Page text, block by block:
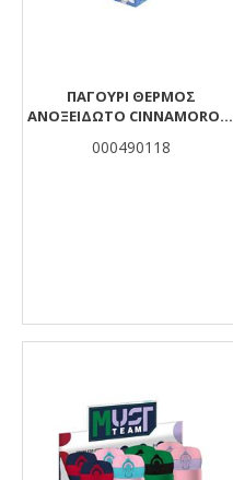
ΠΑΓΟΎΡΙ ΘΕΡΜΌΣ
ΑΝΟΞΕΊΔΩΤΟ CINNAMOROLL
000490118